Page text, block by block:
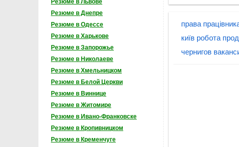
Резюме в Львове
Резюме в Днепре
Резюме в Одессе
Резюме в Харькове
Резюме в Запорожье
Резюме в Николаеве
Резюме в Хмельницком
Резюме в Белой Церкви
Резюме в Виннице
Резюме в Житомире
Резюме в Ивано-Франковске
Резюме в Кропивницком
Резюме в Кременчуге
права
київ робота
чернигов